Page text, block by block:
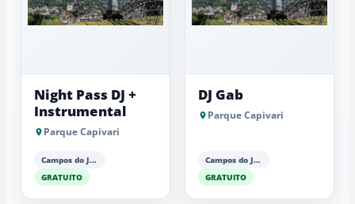
Night Pass DJ +
Instrumental
Parque Capivari
Campos do Jordão
GRATUITO
DJ Gab
Parque Capivari
Campos do Jordão
GRATUITO